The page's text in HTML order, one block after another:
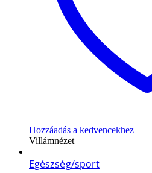
Hozzáadás a kedvencekhez
Villámnézet
Egészség/sport